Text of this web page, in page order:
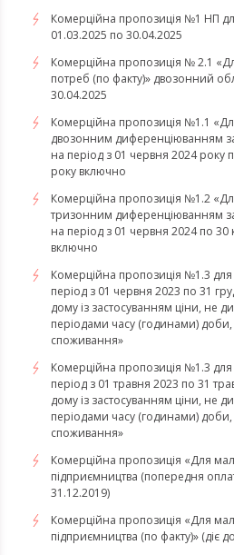
Комерційна пропозиція №1 НП
01.03.2025 по 30.04.2025
Комерційна пропозиція № 2.1
потреб (по факту)» двозонний
30.04.2025
Комерційна пропозиція №1.1
двозонним диференціюванням
на період з 01 червня 2024 року
року включно
Комерційна пропозиція №1.2
тризонним диференціюванням
на період з 01 червня 2024 по 30
включно
​​​​​​​Комерційна пропозиція №1.3
період з 01 червня 2023 по 31
дому із застосуванням ціни, не
періодами часу (годинами) доби,
споживання»
​​​​​​​Комерційна пропозиція №1.3
період з 01 травня 2023 по 31
дому із застосуванням ціни, не
періодами часу (годинами) доби,
споживання»
Комерційна пропозиція «Для
підприємництва (попередня
31.12.2019)
Комерційна пропозиція «Для
підприємництва (по факту)» (діє